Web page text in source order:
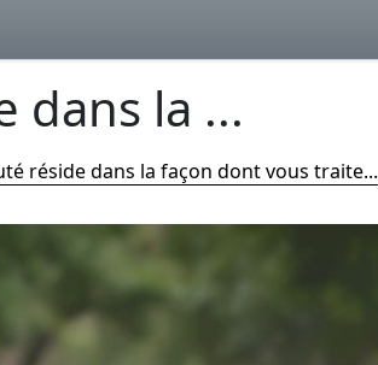
dans la ...
réside dans la façon dont vous traite...